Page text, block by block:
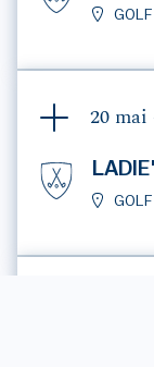
20 mai